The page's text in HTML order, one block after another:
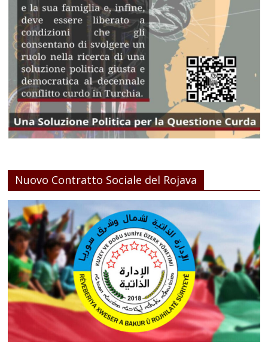
Nuovo Contratto Sociale del Rojava